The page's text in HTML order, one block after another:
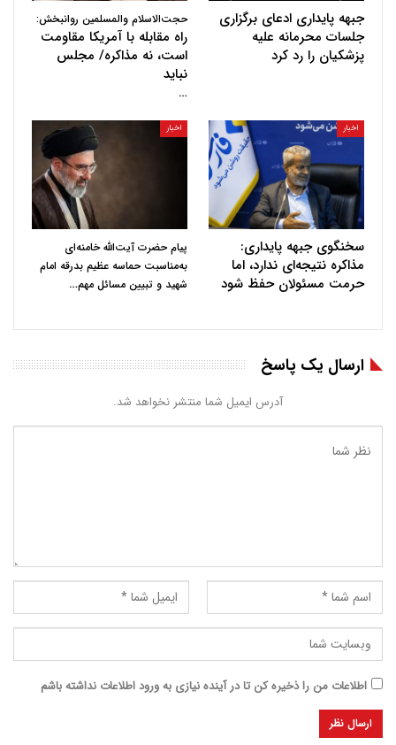
جبهه پایداری ادعای برگزاری
جلسات محرمانه علیه
پزشکیان را رد کرد
حجت‌الاسلام والمسلمین روانبخش:
راه مقابله با آمریکا مقاومت
است، نه مذاکره/ مجلس
نباید
…
اخبار
سخنگوی جبهه پایداری:
مذاکره نتیجه‌ای ندارد، اما
حرمت مسئولان حفظ شود
اخبار
پیام حضرت آیت‌الله خامنه‌ای
به‌مناسبت حماسه عظیم بدرقه امام
شهید و تبیین مسائل مهم…
ارسال یک پاسخ
آدرس ایمیل شما منتشر نخواهد شد.
اطلاعات من را ذخیره کن تا در آینده نیازی به ورود اطلاعات نداشته باشم